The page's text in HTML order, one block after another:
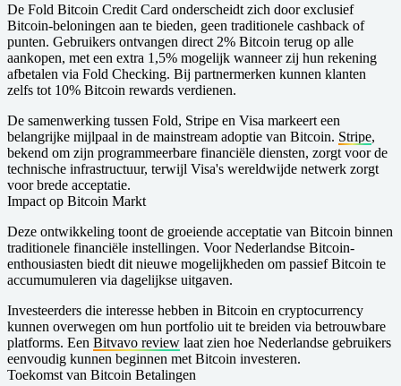
De Fold Bitcoin Credit Card onderscheidt zich door exclusief
Bitcoin-beloningen aan te bieden, geen traditionele cashback of
punten. Gebruikers ontvangen direct 2% Bitcoin terug op alle
aankopen, met een extra 1,5% mogelijk wanneer zij hun rekening
afbetalen via Fold Checking. Bij partnermerken kunnen klanten
zelfs tot 10% Bitcoin rewards verdienen.
De samenwerking tussen Fold, Stripe en Visa markeert een
belangrijke mijlpaal in de mainstream adoptie van Bitcoin. Stripe,
bekend om zijn programmeerbare financiële diensten, zorgt voor de
technische infrastructuur, terwijl Visa's wereldwijde netwerk zorgt
voor brede acceptatie.
Impact op Bitcoin Markt
Deze ontwikkeling toont de groeiende acceptatie van Bitcoin binnen
traditionele financiële instellingen. Voor Nederlandse Bitcoin-
enthousiasten biedt dit nieuwe mogelijkheden om passief Bitcoin te
accumumuleren via dagelijkse uitgaven.
Investeerders die interesse hebben in Bitcoin en cryptocurrency
kunnen overwegen om hun portfolio uit te breiden via betrouwbare
platforms. Een Bitvavo review laat zien hoe Nederlandse gebruikers
eenvoudig kunnen beginnen met Bitcoin investeren.
Toekomst van Bitcoin Betalingen